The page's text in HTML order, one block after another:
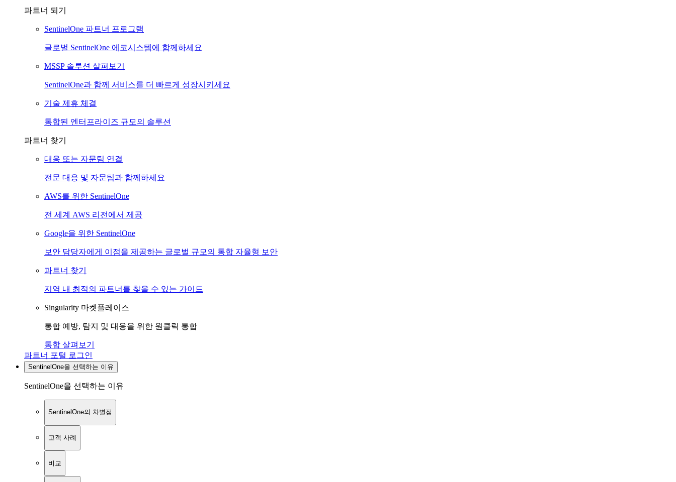
파트너 되기
SentinelOne 파트너 프로그램
글로벌 SentinelOne 에코시스템에 함께하세요
MSSP 솔루션 살펴보기
SentinelOne과 함께 서비스를 더 빠르게 성장시키세요
기술 제휴 체결
통합된 엔터프라이즈 규모의 솔루션
파트너 찾기
대응 또는 자문팀 연결
전문 대응 및 자문팀과 함께하세요
AWS를 위한 SentinelOne
전 세계 AWS 리전에서 제공
Google을 위한 SentinelOne
보안 담당자에게 이점을 제공하는 글로벌 규모의 통합 자율형 보안
파트너 찾기
지역 내 최적의 파트너를 찾을 수 있는 가이드
Singularity 마켓플레이스
통합 예방, 탐지 및 대응을 위한 원클릭 통합
통합 살펴보기
파트너 포털 로그인
SentinelOne을 선택하는 이유
SentinelOne을 선택하는 이유
SentinelOne의 차별점
고객 사례
비교